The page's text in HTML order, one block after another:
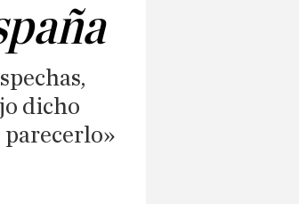
dicho
parecerlo»